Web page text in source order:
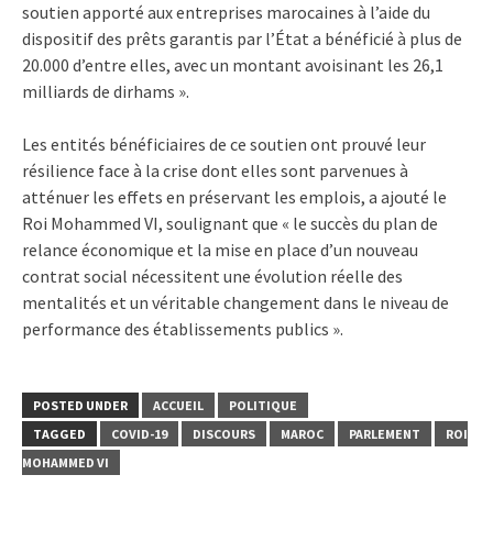
soutien apporté aux entreprises marocaines à l’aide du
dispositif des prêts garantis par l’État a bénéficié à plus de
20.000 d’entre elles, avec un montant avoisinant les 26,1
milliards de dirhams ».
Les entités bénéficiaires de ce soutien ont prouvé leur
résilience face à la crise dont elles sont parvenues à
atténuer les effets en préservant les emplois, a ajouté le
Roi Mohammed VI, soulignant que « le succès du plan de
relance économique et la mise en place d’un nouveau
contrat social nécessitent une évolution réelle des
mentalités et un véritable changement dans le niveau de
performance des établissements publics ».
POSTED UNDER ACCUEIL
POLITIQUE
TAGGED
COVID-19 DISCOURS MAROC PARLEMENT
ROI
MOHAMMED VI